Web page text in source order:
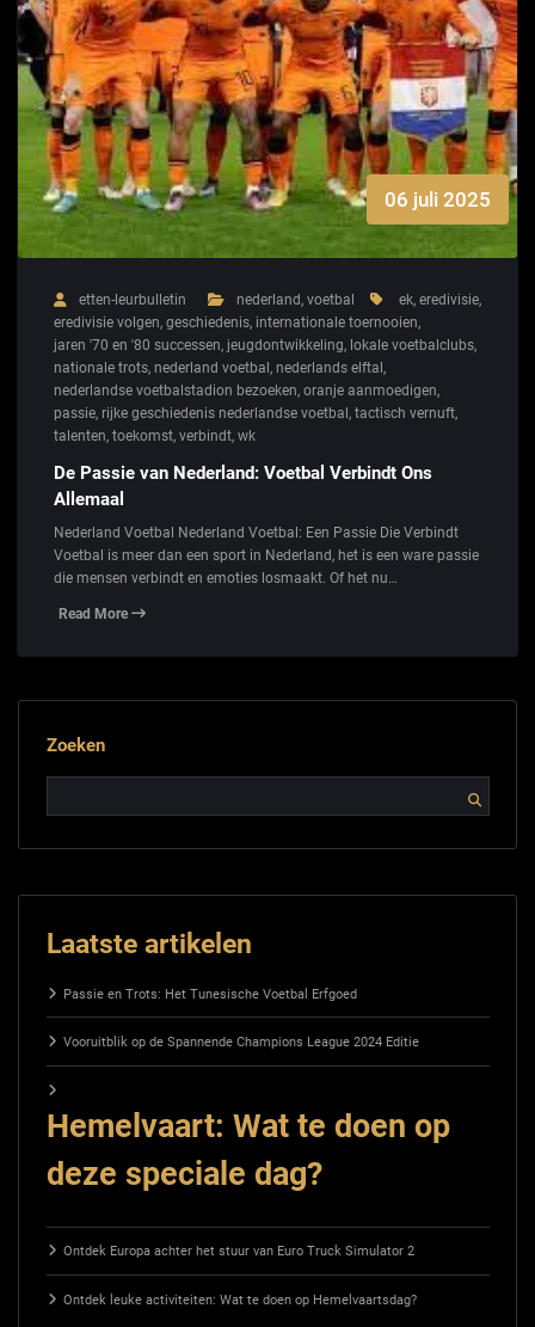
06 juli 2025
etten-leurbulletin nederland, voetbal ek, eredivisie,
eredivisie volgen, geschiedenis, internationale toernooien,
jaren '70 en '80 successen, jeugdontwikkeling, lokale voetbalclubs,
nationale trots, nederland voetbal, nederlands elftal,
nederlandse voetbalstadion bezoeken, oranje aanmoedigen,
passie, rijke geschiedenis nederlandse voetbal, tactisch vernuft,
talenten, toekomst, verbindt, wk
De Passie van Nederland: Voetbal Verbindt Ons
Allemaal
Nederland Voetbal Nederland Voetbal: Een Passie Die Verbindt
Voetbal is meer dan een sport in Nederland, het is een ware passie
die mensen verbindt en emoties losmaakt. Of het nu…
Read More
Zoeken
Laatste artikelen
Passie en Trots: Het Tunesische Voetbal Erfgoed
Vooruitblik op de Spannende Champions League 2024 Editie
Hemelvaart: Wat te doen op
deze speciale dag?
Ontdek Europa achter het stuur van Euro Truck Simulator 2
Ontdek leuke activiteiten: Wat te doen op Hemelvaartsdag?